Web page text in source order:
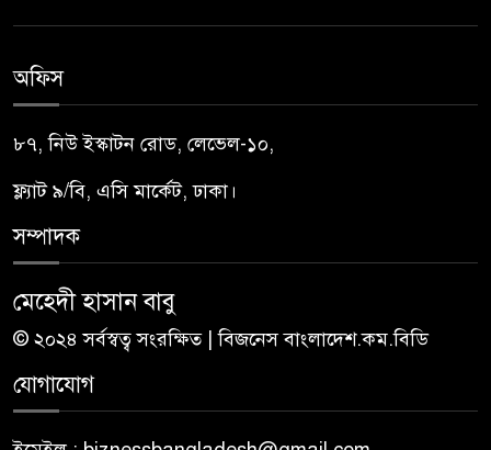
অফিস
৮৭, নিউ ইস্কাটন রোড, লেভেল-১০,
ফ্ল্যাট ৯/বি, এসি মার্কেট, ঢাকা।
সম্পাদক
মেহেদী হাসান বাবু
© ২০২৪ সর্বস্বত্ব সংরক্ষিত | বিজনেস বাংলাদেশ.কম.বিডি
যোগাযোগ